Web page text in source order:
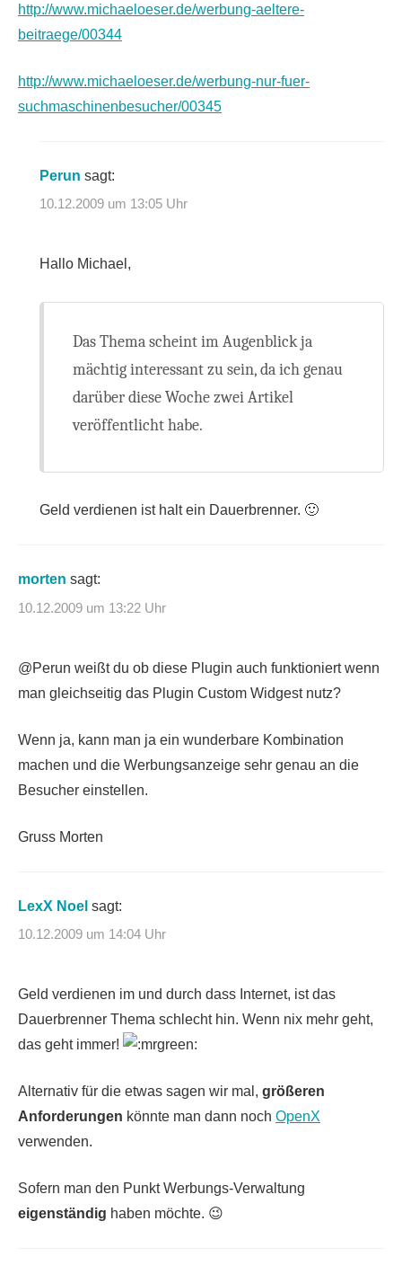
http://www.michaeloeser.de/werbung-aeltere-
beitraege/00344
http://www.michaeloeser.de/werbung-nur-fuer-
suchmaschinenbesucher/00345
Perun sagt:
10.12.2009 um 13:05 Uhr
Hallo Michael,
Das Thema scheint im Augenblick ja
mächtig interessant zu sein, da ich genau
darüber diese Woche zwei Artikel
veröffentlicht habe.
Geld verdienen ist halt ein Dauerbrenner. 🙂
morten sagt:
10.12.2009 um 13:22 Uhr
@Perun weißt du ob diese Plugin auch funktioniert wenn
man gleichseitig das Plugin Custom Widgest nutz?
Wenn ja, kann man ja ein wunderbare Kombination
machen und die Werbungsanzeige sehr genau an die
Besucher einstellen.
Gruss Morten
LexX Noel sagt:
10.12.2009 um 14:04 Uhr
Geld verdienen im und durch dass Internet, ist das
Dauerbrenner Thema schlecht hin. Wenn nix mehr geht,
das geht immer!
Alternativ für die etwas sagen wir mal, größeren
Anforderungen könnte man dann noch OpenX
verwenden.
Sofern man den Punkt Werbungs-Verwaltung
eigenständig haben möchte. 😉